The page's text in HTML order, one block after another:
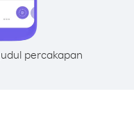
percakapan